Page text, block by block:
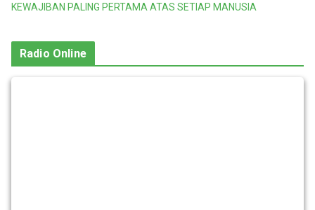
KEWAJIBAN PALING PERTAMA ATAS SETIAP MANUSIA
Radio Online